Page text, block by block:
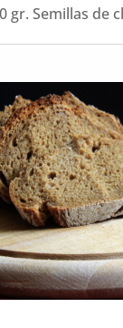
gr. Semillas de